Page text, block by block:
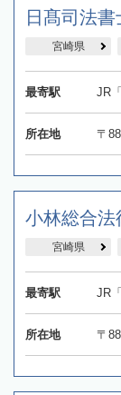
日髙司法
宮崎県
最寄駅 JR
所在地 〒
小林総合法
宮崎県
最寄駅 JR
所在地 〒